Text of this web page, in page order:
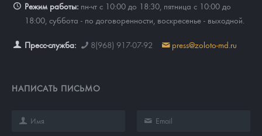
Режим работы: пн-чт с 10:00 до 18:30, пятница с 10:00 до
18:00, суббота - по договоренности, воскресенье - выходной.
Пресс-служба: 8(968) 917-07-92 press@zoloto-md.ru
НАПИСАТЬ ПИСЬМО